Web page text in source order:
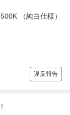
（純白仕様）
違反報告